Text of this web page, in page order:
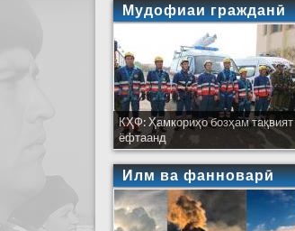
Мудофиаи гражданӣ
КҲФ: Ҳамкориҳо бозҳам тақвият
ёфтаанд
Илм ва фанноварӣ